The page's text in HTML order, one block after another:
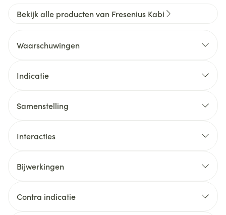
Bekijk alle producten van Fresenius Kabi
Waarschuwingen
Indicatie
Samenstelling
Interacties
Bijwerkingen
Contra indicatie